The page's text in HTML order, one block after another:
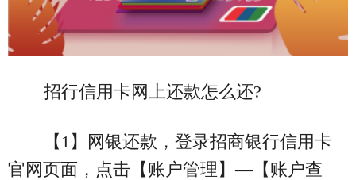
招行信用卡网上还款怎么还?
【1】网银还款，登录招商银行信用卡
官网页面，点击【账户管理】—【账户查